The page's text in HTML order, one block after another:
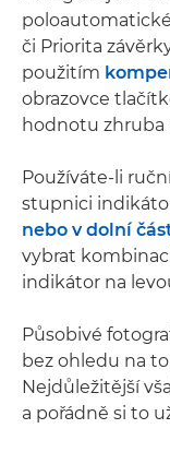
či Priorita
použitím
obrazovce
hodnotu zhruba
Používáte-li
stupnici
nebo v dolní
vybrat
indikátor na
Působivé
bez ohledu na
Nejdůležitější
a pořádně si to